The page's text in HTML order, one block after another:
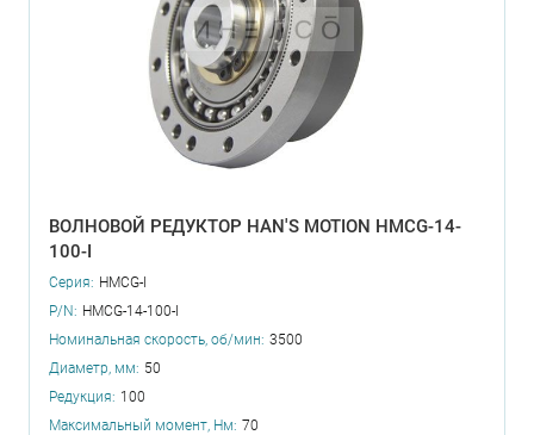
ВОЛНОВОЙ РЕДУКТОР HAN'S MOTION HMCG-14-
100-I
Серия: HMCG-I
P/N: HMCG-14-100-I
Номинальная скорость, об/мин: 3500
Диаметр, мм: 50
Редукция: 100
Максимальный момент, Нм: 70